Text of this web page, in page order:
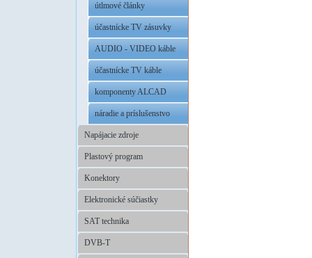
útlmové články
účastnícke TV zásuvky
AUDIO - VIDEO káble
účastnícke TV káble
komponenty ALCAD
náradie a príslušenstvo
Napájacie zdroje
Plastový program
Konektory
Elektronické súčiastky
SAT technika
DVB-T